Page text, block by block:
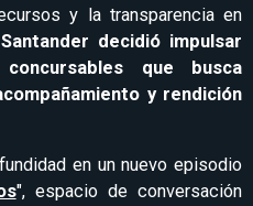
y la transparencia en
decidió impulsar
que busca
y rendición
en un nuevo episodio
", espacio de conversación